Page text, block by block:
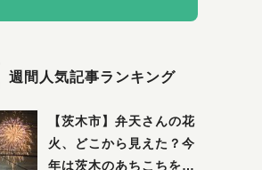
週間人気記事ランキング
【茨木市】弁天さんの花
火、どこから見えた？今
年は茨木のあちこちを巡